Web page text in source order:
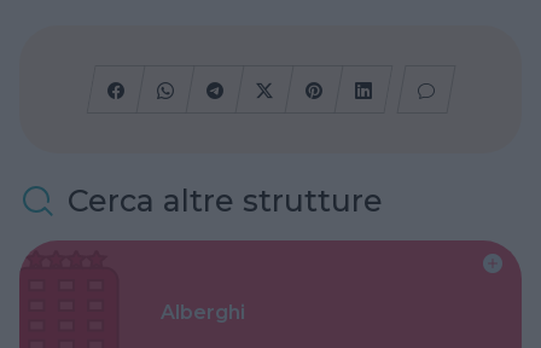
Cerca altre strutture
Alberghi